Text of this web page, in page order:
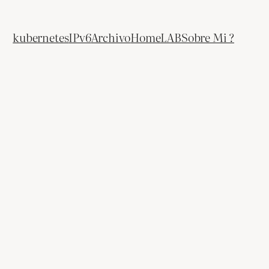
kubernetesIPv6ArchivoHomeLABSobre Mi ?